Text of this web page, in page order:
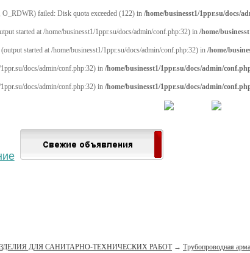
O_RDWR) failed: Disk quota exceeded (122) in /home/businesst1/1ppr.su/docs/
started at /home/businesst1/1ppr.su/docs/admin/conf.php:32) in /home/
started at /home/businesst1/1ppr.su/docs/admin/conf.php:32) in /home/
docs/admin/conf.php:32) in /home/businesst1/1ppr.su/docs/admin/
docs/admin/conf.php:32) in /home/businesst1/1ppr.su/docs/admin/
ДЛЯ САНИТАРНО-ТЕХНИЧЕСКИХ РАБОТ→Трубопроводная